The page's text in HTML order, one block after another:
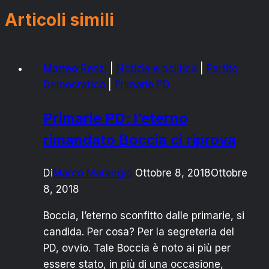
Articoli simili
Matteo Renzi Notizie e politica
Partito
Democratico
Primarie PD
Primarie PD: l’eterno
rimandato Boccia ci riprova
DiMarco Marangio Ottobre 8, 2018Ottobre
8, 2018
Boccia, l’eterno sconfitto dalle primarie, si
candida. Per cosa? Per la segreteria del
PD, ovvio. Tale Boccia è noto ai più per
essere stato, in più di una occasione,